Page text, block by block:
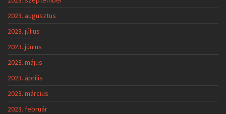
2023. augusztus
2023. július
2023. június
2023. május
2023. április
2023. március
2023. február